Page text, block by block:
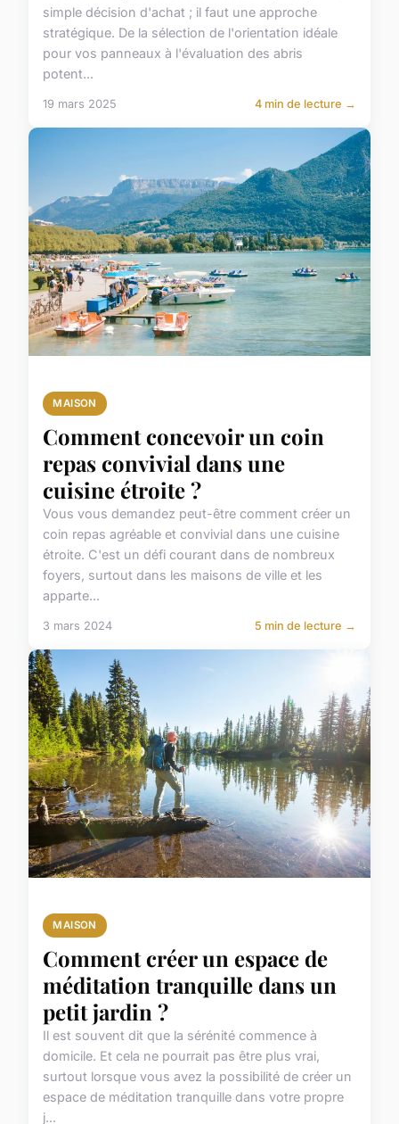
simple décision d'achat ; il faut une approche
stratégique. De la sélection de l'orientation idéale
pour vos panneaux à l'évaluation des abris
potent...
19 mars 2025 4 min de lecture →
MAISON
Comment concevoir un coin
repas convivial dans une
cuisine étroite ?
Vous vous demandez peut-être comment créer un
coin repas agréable et convivial dans une cuisine
étroite. C'est un défi courant dans de nombreux
foyers, surtout dans les maisons de ville et les
apparte...
3 mars 2024 5 min de lecture →
MAISON
Comment créer un espace de
méditation tranquille dans un
petit jardin ?
Il est souvent dit que la sérénité commence à
domicile. Et cela ne pourrait pas être plus vrai,
surtout lorsque vous avez la possibilité de créer un
espace de méditation tranquille dans votre propre
j...